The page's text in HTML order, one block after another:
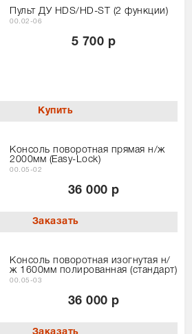
Пульт ДУ HDS/HD-ST (2 функции)
00.02-06
5 700 р
Консоль поворотная прямая н/ж
2000мм (Easy-Lock)
00.05-02
36 000 р
Консоль поворотная изогнутая н/
ж 1600мм полированная (стандарт)
00.05-03
36 000 р